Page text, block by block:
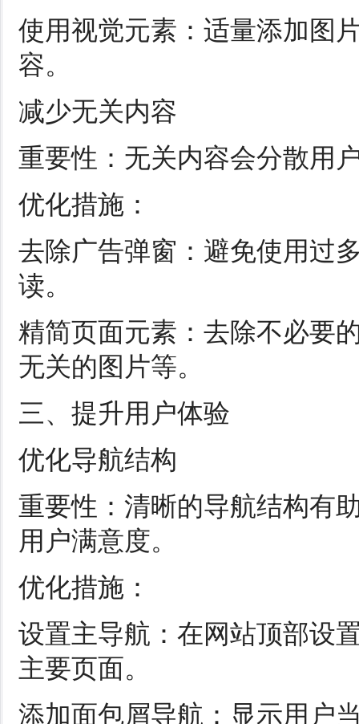
使用视觉元素：适量添加图
容。
减少无关内容
重要性：无关内容会分散用
优化措施：
去除广告弹窗：避免使用过
读。
精简页面元素：去除不必要
无关的图片等。
三、提升用户体验
优化导航结构
重要性：清晰的导航结构有
用户满意度。
优化措施：
设置主导航：在网站顶部设
主要页面。
添加面包屑导航：显示用户